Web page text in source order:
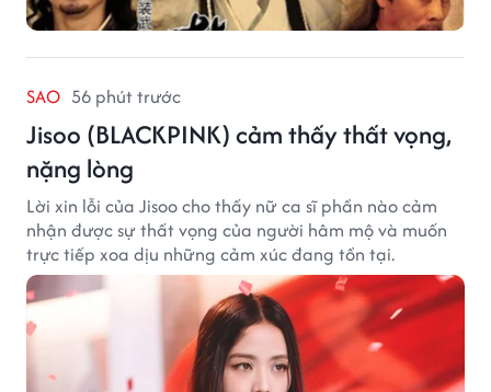
SAO 56 phút trước
Jisoo (BLACKPINK) cảm thấy thất vọng,
nặng lòng
Lời xin lỗi của Jisoo cho thấy nữ ca sĩ phần nào cảm
nhận được sự thất vọng của người hâm mộ và muốn
trực tiếp xoa dịu những cảm xúc đang tồn tại.